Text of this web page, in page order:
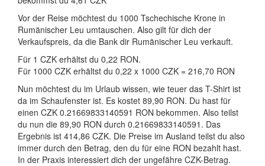
Vor der Reise möchtest du 1000 Tschechische Krone in
Rumänischer Leu umtauschen. Also gilt für dich der
Verkaufspreis, da die Bank dir Rumänischer Leu verkauft.
Für 1 CZK erhältst du 0,22 RON.
Für 1000 CZK erhältst du 0,22 x 1000 CZK = 216,70 RON
Nun möchtest du im Urlaub wissen, wie teuer das T-Shirt ist
da im Schaufenster ist. Es kostet 89,90 RON. Du hast für
einen CZK 0.21669833140591 RON bekommen. Also teilst
du nun die 89,90 RON durch 0.21669833140591. Das
Ergebnis ist 414,86 CZK. Die Preise im Ausland teilst du also
immer durch den Betrag, den du für eine RON bezahlt hast.
In der Praxis interessiert dich der ungefähre CZK-Betrag.